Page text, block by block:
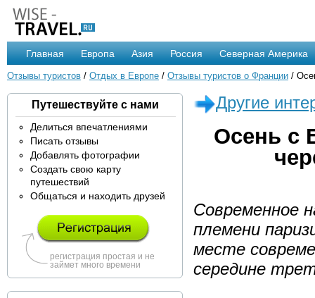
Главная Европа Азия Россия Северная Америка
Отзывы туристов / Отдых в Европе / Отзывы туристов о Франции /
Путешествуйте с нами
Делиться впечатлениями
Писать отзывы
Добавлять фотографии
Создать свою карту
путешествий
Общаться и находить друзей
регистрация простая и не
займет много времени
Другие
Осень с
Современное
племени
месте
середине